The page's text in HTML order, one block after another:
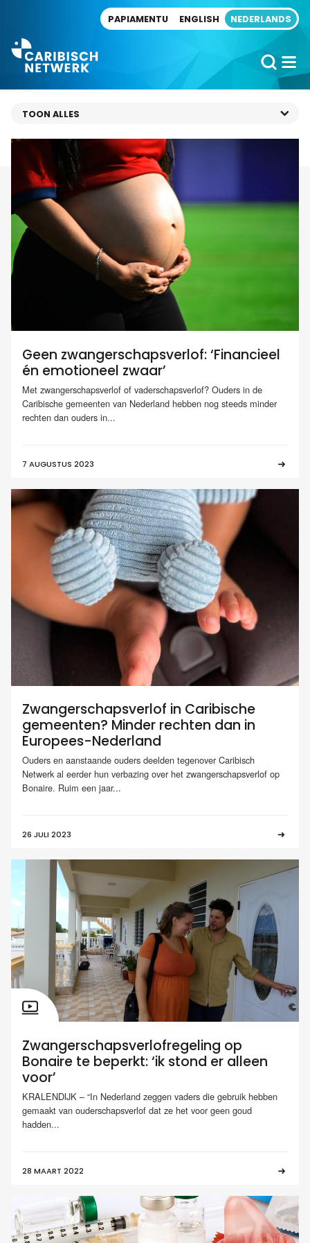
PAPIAMENTU ENGLISH NEDERLANDS
Geen zwangerschapsverlof: ‘Financieel
én emotioneel zwaar’
Met zwangerschapsverlof of vaderschapsverlof? Ouders in de
Caribische gemeenten van Nederland hebben nog steeds minder
rechten dan ouders in...
7 AUGUSTUS 2023
Zwangerschapsverlof in Caribische
gemeenten? Minder rechten dan in
Europees-Nederland
Ouders en aanstaande ouders deelden tegenover Caribisch
Netwerk al eerder hun verbazing over het zwangerschapsverlof op
Bonaire. Ruim een jaar...
26 JULI 2023
Zwangerschapsverlofregeling op
Bonaire te beperkt: ‘ik stond er alleen
voor’
KRALENDIJK – “In Nederland zeggen vaders die gebruik hebben
gemaakt van ouderschapsverlof dat ze het voor geen goud
hadden...
28 MAART 2022